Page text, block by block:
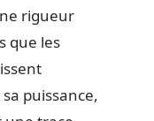
rigueur
que les
puissance,